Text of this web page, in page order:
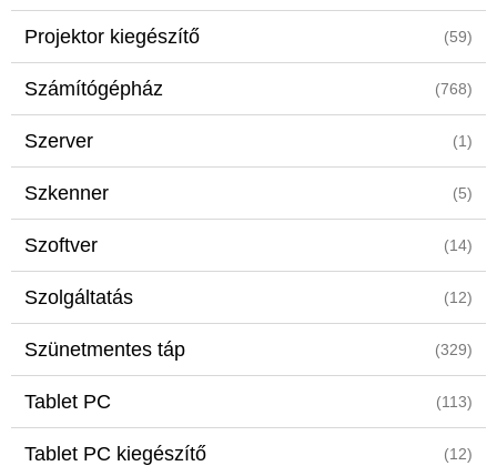
Projektor kiegészítő (59)
Számítógépház (768)
Szerver (1)
Szkenner (5)
Szoftver (14)
Szolgáltatás (12)
Szünetmentes táp (329)
Tablet PC (113)
Tablet PC kiegészítő (12)